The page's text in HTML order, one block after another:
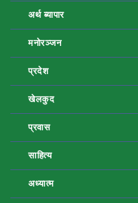
अर्थ ब्यापार
मनोरञ्जन
प्रदेश
खेलकुद
प्रवास
साहित्य
अध्यात्म